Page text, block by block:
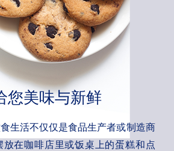
您美味与新鲜
生活不仅仅是食品生产者或制造商
放在咖啡店里或饭桌上的蛋糕和点